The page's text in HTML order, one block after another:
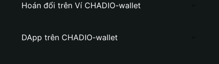
Hoán đổi trên Ví CHADIO-wallet
DApp trên CHADIO-wallet